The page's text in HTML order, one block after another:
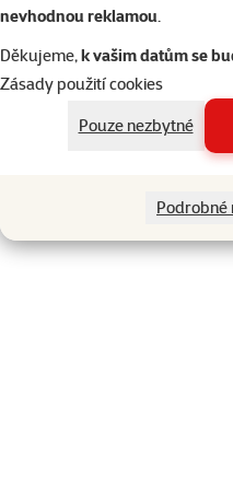
nevhodnou reklamou.
Děkujeme,k vašim datům se
Zásady použití cookies
Pouze nezbytné
Podrobné